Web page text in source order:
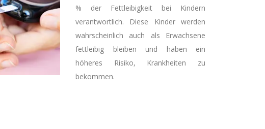
% der Fettleibigkeit bei Kindern
verantwortlich. Diese Kinder werden
wahrscheinlich auch als Erwachsene
fettleibig bleiben und haben ein
höheres Risiko, Krankheiten zu
bekommen.